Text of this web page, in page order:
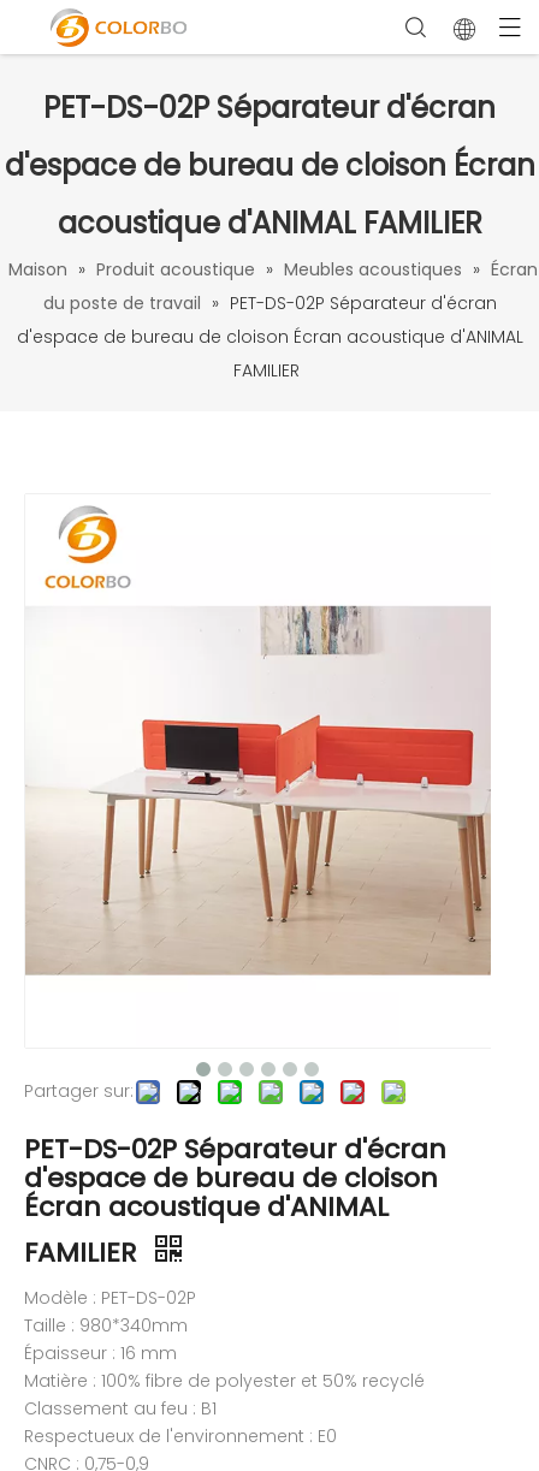
PET-DS-02P Séparateur d'écran
d'espace de bureau de cloison Écran
acoustique d'ANIMAL FAMILIER
Maison » Produit acoustique » Meubles acoustiques » Écran
du poste de travail » PET-DS-02P Séparateur d'écran
d'espace de bureau de cloison Écran acoustique d'ANIMAL
FAMILIER
Partager sur:
PET-DS-02P Séparateur d'écran
d'espace de bureau de cloison
Écran acoustique d'ANIMAL
FAMILIER
Modèle : PET-DS-02P
Taille : 980*340mm
Épaisseur : 16 mm
Matière : 100% fibre de polyester et 50% recyclé
Classement au feu : B1
Respectueux de l'environnement : E0
CNRC : 0,75-0,9